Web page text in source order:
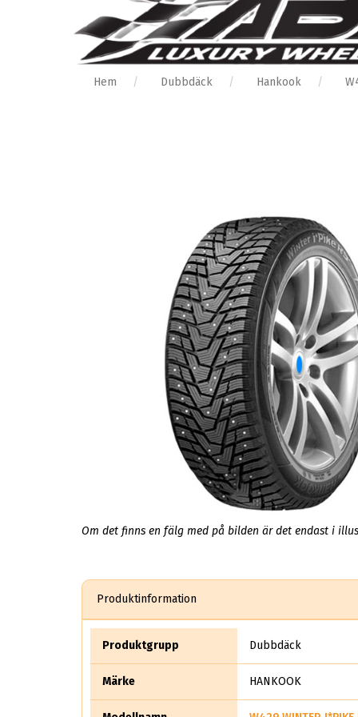
Hem Dubbdäck Hankook
Om det finns en fälg med på bilden är det endast i
Produktinformation
Produktgrupp Dubbdäck
Märke HANKOOK